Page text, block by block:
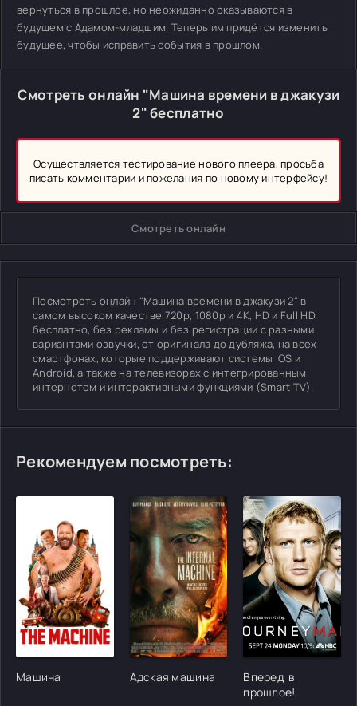
вернуться в прошлое, но неожиданно оказываются в
будущем с Адамом-младшим. Теперь им придётся изменить
будущее, чтобы исправить события в прошлом.
Смотреть онлайн "Машина времени в джакузи
2" бесплатно
Осуществляется тестирование нового плеера, просьба
писать комментарии и пожелания по новому интерфейсу!
Смотреть онлайн
Посмотреть онлайн "Машина времени в джакузи 2" в
самом высоком качестве 720p, 1080p и 4K, HD и Full HD
бесплатно, без рекламы и без регистрации с разными
вариантами озвучки, от оригинала до дубляжа, на всех
смартфонах, которые поддерживают системы iOS и
Android, а также на телевизорах с интегрированным
интернетом и интерактивными функциями (Smart TV).
Рекомендуем посмотреть:
[/xfgiven_cvh_poster_urlcvh_poster_url]
Машина
[/xfgiven_cvh_poster_urlcvh_poster_url]
Адская машина
[/
Вперед, в
прошлое!